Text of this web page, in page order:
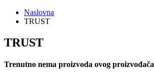
Naslovna
TRUST
TRUST
Trenutno nema proizvoda ovog proizvođača